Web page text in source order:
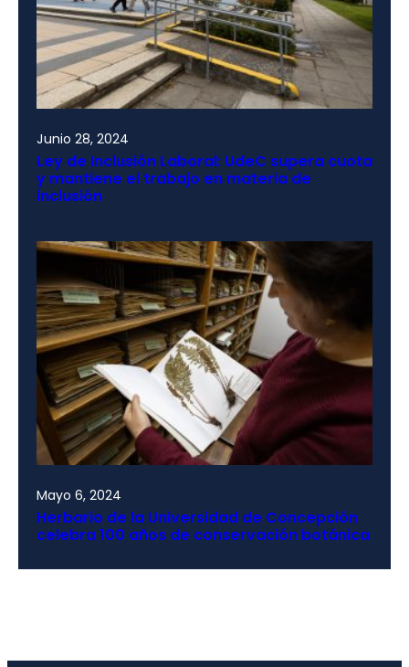
Junio 28, 2024
Ley de Inclusión Laboral: UdeC supera cuota
y mantiene el trabajo en materia de
inclusión
Mayo 6, 2024
Herbario de la Universidad de Concepción
celebra 100 años de conservación botánica